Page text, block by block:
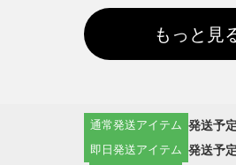
もっと見
通常発送アイテム 発送予
即日発送アイテム 発送予